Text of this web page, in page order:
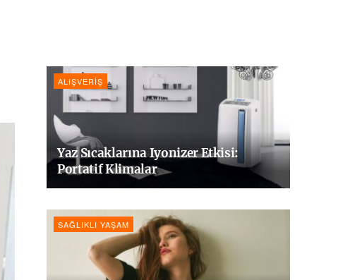
ALIŞVERIŞ
Yaz Sıcaklarına Iyonizer Etkisi:
Portatif Klimalar
SAĞLIKLI YAŞAM